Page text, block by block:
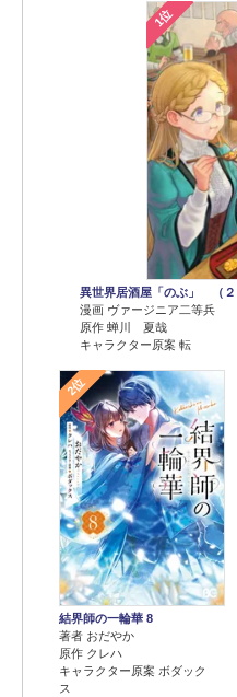
1位
異世界居酒屋「のぶ」 （２
漫画 ヴァージニア二等兵
原作 蝉川 夏哉
キャラクター原案 転
2位
結界師の一輪華 8
著者 おだやか
原作 クレハ
キャラクター原案 ボダック
ス